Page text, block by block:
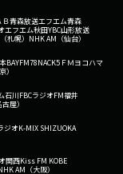
Ｂ青森放送エフエム青森
エフエム秋田YBC山形放送
札幌） NHK AM（仙台）
BAYFM78NACK5 ＦＭヨコハマ
）
石川FBCラジオFM福井
屋）
ジオK-MIX SHIZUOKA
関西Kiss FM KOBE
AM（大阪）